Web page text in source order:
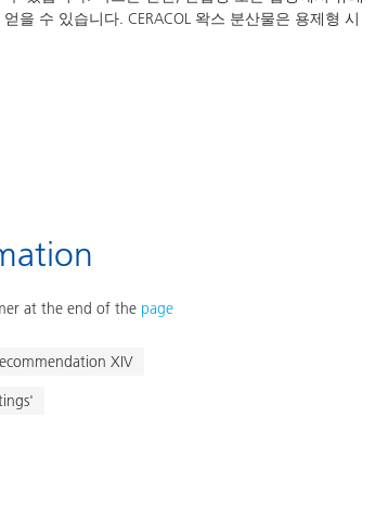
을 수 있습니다. CERACOL 왁스 분산물은 용제형 시
at the end of the page
XIV